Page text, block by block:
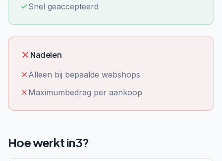
Snel geaccepteerd
Nadelen
Alleen bij bepaalde webshops
Maximumbedrag per aankoop
Hoe werktin3?